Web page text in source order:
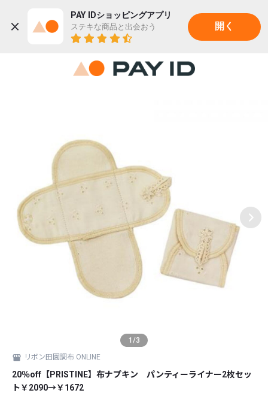
PAY IDショッピングアプリ
ステキな商品と出会おう 開く
1 /3
リボン田園調布 ONLINE
20％off【PRISTINE】布ナプキン パンティーライナー2枚セッ
ト￥2090→￥1672